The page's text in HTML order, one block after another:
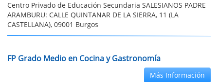
Centro Privado de Educación Secundaria SALESIANOS PADRE
ARAMBURU: CALLE QUINTANAR DE LA SIERRA, 11 (LA
CASTELLANA), 09001 Burgos
FP Grado Medio en Cocina y Gastronomía
Más Información